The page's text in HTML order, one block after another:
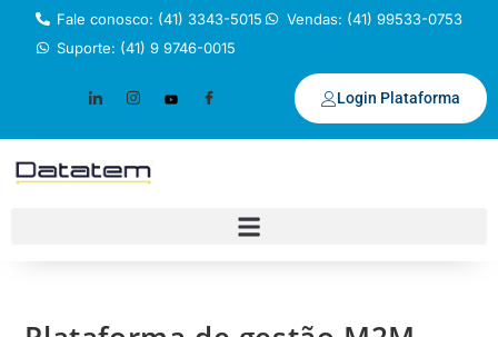
Fale conosco: (41) 3343-5015
Vendas: (41) 99533-0753
Suporte: (41) 9 9746-0015
Login Plataforma